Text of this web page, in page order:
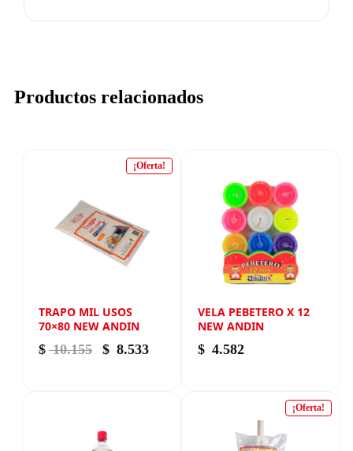
Productos relacionados
¡Oferta!
TRAPO MIL USOS
70×80 NEW ANDIN
$ 10.155 El precio original era: $ 10.155.
$ 8.533El precio actual es: $ 8.533.
VELA PEBETERO X 12
NEW ANDIN
$ 4.582
¡Oferta!